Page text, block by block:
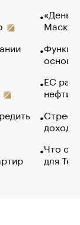
Маск в
основ
ЕС
нефти
Что
для